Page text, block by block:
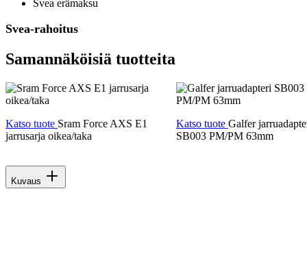
Svea erämaksu
Svea-rahoitus
Samannäköisiä tuotteita
E1 Katso tuote Galfer jarruadapteri
SB003 PM/PM 63mm
etulokasuoja
Kuvaus